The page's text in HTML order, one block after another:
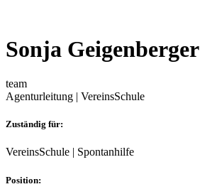
Sonja Geigenberger
team
Agenturleitung | VereinsSchule
Zuständig für:
VereinsSchule | Spontanhilfe
Position: